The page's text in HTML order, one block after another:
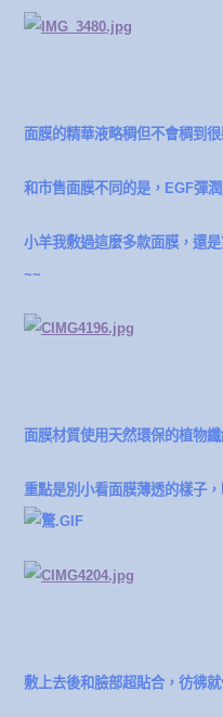
面膜的精華液略稠但不會稠到
和市售面膜不同的是， EGF彈
小羊我敷過這麼多款面膜，還
~~
面膜材質使用天然環保的植物纖
重點是別小看面膜薄透的樣子
敷上去後和臉部超貼合，彷彿